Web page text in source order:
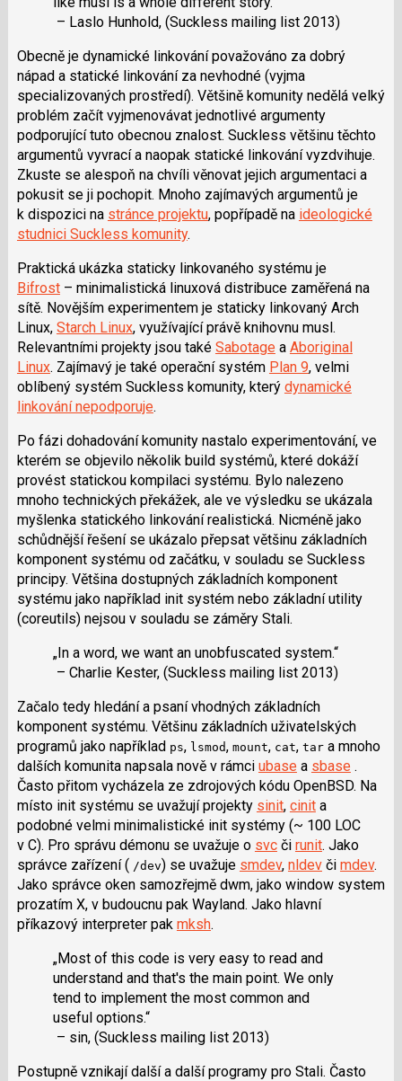
– Laslo Hunhold, (Suckless mailing list 2013)
Obecně je dynamické linkování považováno za dobrý
nápad a statické linkování za nevhodné (vyjma
specializovaných prostředí). Většině komunity nedělá velký
problém začít vyjmenovávat jednotlivé argumenty
podporující tuto obecnou znalost. Suckless většinu těchto
argumentů vyvrací a naopak statické linkování vyzdvihuje.
Zkuste se alespoň na chvíli věnovat jejich argumentaci a
pokusit se ji pochopit. Mnoho zajímavých argumentů je
k dispozici na stránce projektu, popřípadě na ideologické
studnici Suckless komunity.
Praktická ukázka staticky linkovaného systému je
Bifrost– minimalistická linuxová distribuce zaměřená na
sítě. Novějším experimentem je staticky linkovaný Arch
Linux, Starch Linux, využívající právě knihovnu musl.
Relevantními projekty jsou také Sabotagea Aboriginal
Linux. Zajímavý je také operační systém Plan 9, velmi
oblíbený systém Suckless komunity, který dynamické
linkování nepodporuje.
Po fázi dohadování komunity nastalo experimentování, ve
kterém se objevilo několik build systémů, které dokáží
provést statickou kompilaci systému. Bylo nalezeno
mnoho technických překážek, ale ve výsledku se ukázala
myšlenka statického linkování realistická. Nicméně jako
schůdnější řešení se ukázalo přepsat většinu základních
komponent systému od začátku, v souladu se Suckless
principy. Většina dostupných základních komponent
systému jako například init systém nebo základní utility
(coreutils) nejsou v souladu se záměry Stali.
„In a word, we want an unobfuscated system.“
– Charlie Kester, (Suckless mailing list 2013)
Začalo tedy hledání a psaní vhodných základních
komponent systému. Většinu základních uživatelských
programů jako například ps, lsmod, mount, cat, tara mnoho
dalších komunita napsala nově v rámci ubasea sbase.
Často přitom vycházela ze zdrojových kódu OpenBSD. Na
místo init systému se uvažují projekty sinit, cinita
podobné velmi minimalistické init systémy (~ 100 LOC
v C). Pro správu démonu se uvažuje o svcči runit. Jako
správce zařízení ( /dev) se uvažuje smdev, nldevči mdev.
Jako správce oken samozřejmě dwm, jako window system
prozatím X, v budoucnu pak Wayland. Jako hlavní
příkazový interpreter pak mksh.
„Most of this code is very easy to read and
understand and that's the main point. We only
tend to implement the most common and
useful options.“
– sin, (Suckless mailing list 2013)
Postupně vznikají další a další programy pro Stali. Často